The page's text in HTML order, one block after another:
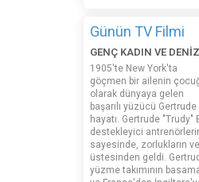
Günün TV Filmi
GENÇ KADIN VE DENİZ
1905'te New York'ta
göçmen bir ailenin
olarak dünyaya gelen
başarılı yüzücü
hayatı. Gertrude "Trudy"
destekleyici
sayesinde, zorlukların
üstesinden geldi.
yüzme takımının